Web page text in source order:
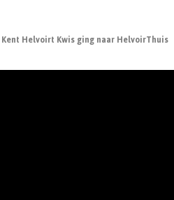
Helvoirt Kwis ging naar HelvoirThuis